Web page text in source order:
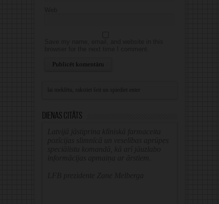
Dienas citāts